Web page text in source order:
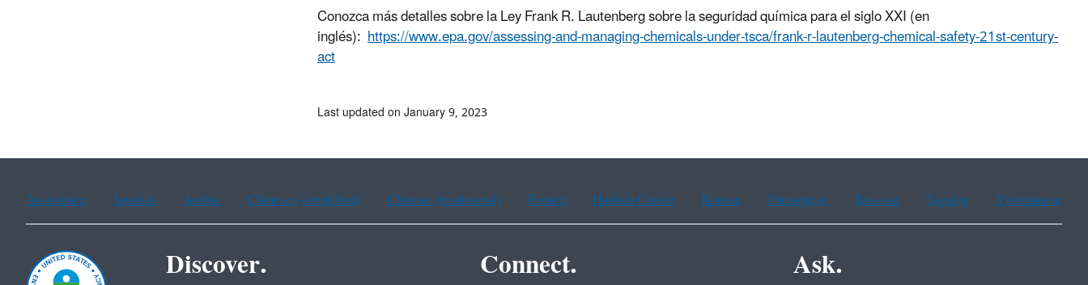
Conozca más detalles sobre la Ley Frank R. Lautenberg sobre la seguridad química para el siglo XXI (en
inglés): https://www.epa.gov/assessing-and-managing-chemicals-under-tsca/frank-r-lautenberg-chemical-safety-21st-century-
act
Last updated on January 9, 2023
Assistance Spanish Arabic Chinese (simplified) Chinese (traditional) French Haitian Creole Korean Portuguese Russian Tagalog Vietnamese
Discover. Connect. Ask.